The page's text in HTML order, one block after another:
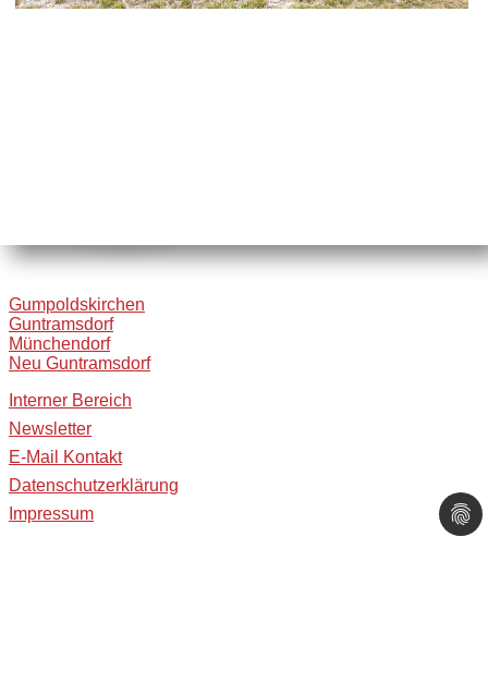
Gumpoldskirchen
Guntramsdorf
Münchendorf
Neu Guntramsdorf
Interner Bereich
Newsletter
E-Mail Kontakt
Datenschutzerklärung
Impressum